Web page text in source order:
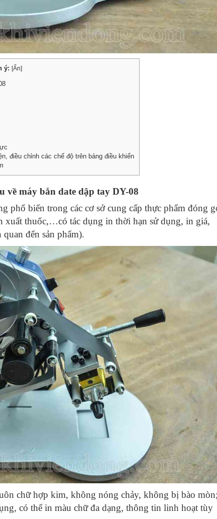
ý: [Ẩn]
điều chỉnh các chế độ trên bảng điều khiển
về máy bắn date dập tay DY-08
phổ biến trong các cơ sở cung cấp thực phẩm đóng
xuất thuốc,…có tác dụng in thời hạn sử dụng, in giá,
đến sản phẩm).
chữ hợp kim, không nóng chảy, không bị bào mòn;
có thể in màu chữ đa dạng, thông tin linh hoạt tùy